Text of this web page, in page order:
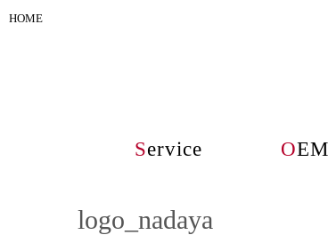
HOME
Service OEM
logo_nadaya